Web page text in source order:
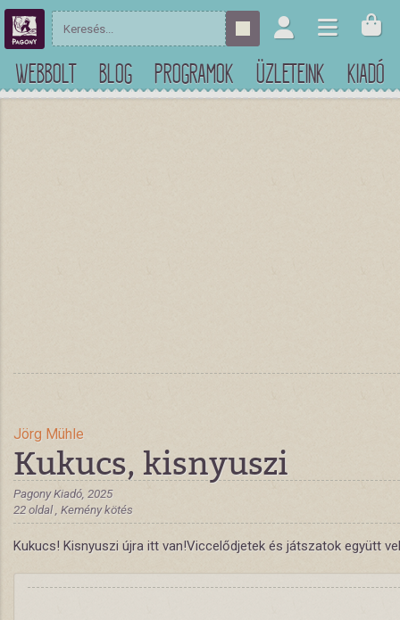
WEBBOLT BLOG PROGRAMOK ÜZLETEINK KIADÓ
Jörg Mühle
Kukucs, kisnyuszi
Pagony Kiadó, 2025
22 oldal , Kemény kötés
Kukucs! Kisnyuszi újra itt van!Viccelődjetek és játszatok együtt